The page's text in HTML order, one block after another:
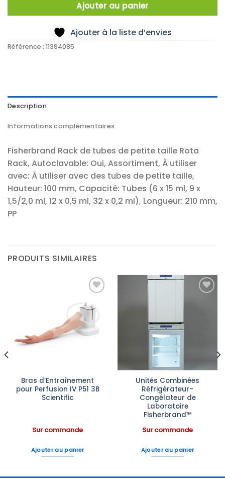
Ajouter au panier
Ajouter à la liste d’envies
Référence : 11394085
Description
Informations complémentaires
Fisherbrand Rack de tubes de petite taille Rota
Rack, Autoclavable: Oui, Assortiment, À utiliser
avec: À utiliser avec des tubes de petite taille,
Hauteur: 100 mm, Capacité: Tubes (6 x 15 ml, 9 x
1,5/2,0 ml, 12 x 0,5 ml, 32 x 0,2 ml), Longueur: 210 mm,
PP
PRODUITS SIMILAIRES
Ajouter
à la liste
d’envies
Bras d’Entraînement
pour Perfusion IV P51 3B
Scientific
Sur commande
Ajouter au panier
Unités Combinées
Réfrigérateur-
Congélateur de
Laboratoire
Fisherbrand™
Sur commande
Ajouter au panier